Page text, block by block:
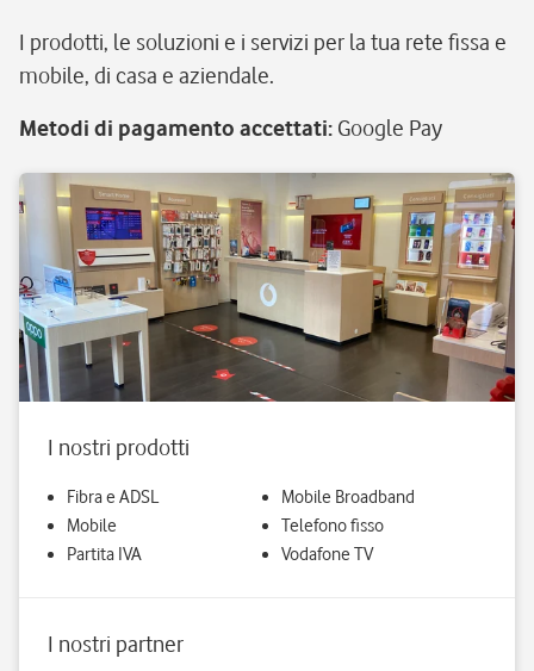
I prodotti, le soluzioni e i servizi per la tua rete fissa e
mobile, di casa e aziendale.
Metodi di pagamento accettati: Google Pay
I nostri prodotti
Fibra e ADSL
Mobile
Partita IVA
Mobile Broadband
Telefono fisso
Vodafone TV
I nostri partner